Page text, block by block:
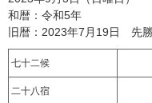
和暦：令和5年
旧暦：2023年7月19日 先勝
七十二候
二十八宿